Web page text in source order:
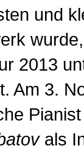
und
2013
Am 3.
als